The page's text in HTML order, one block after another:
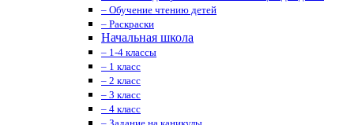
– Обучение чтению детей
– Раскраски
Начальная школа
– 1-4 классы
– 1 класс
– 2 класс
– 3 класс
– 4 класс